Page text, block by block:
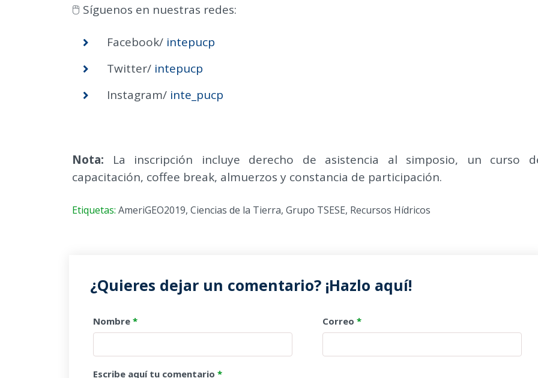
🖱️ Síguenos en nuestras redes:
Facebook/ intepucp
Twitter/ intepucp
Instagram/ inte_pucp
Nota: La inscripción incluye derecho de asistencia al simposio, un curso
capacitación, coffee break, almuerzos y constancia de participación.
Etiquetas: AmeriGEO2019, Ciencias de la Tierra, Grupo TSESE, Recursos Hídricos
¿Quieres dejar un comentario? ¡Hazlo aquí!
Nombre * Correo *
Escribe aquí tu comentario *